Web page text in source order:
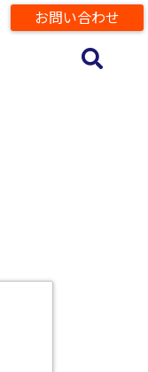
お問い合わせ